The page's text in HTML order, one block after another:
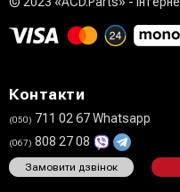
Контакти
(050) 711 02 67 Whatsapp
(067) 808 27 08
Замовити дзвінок